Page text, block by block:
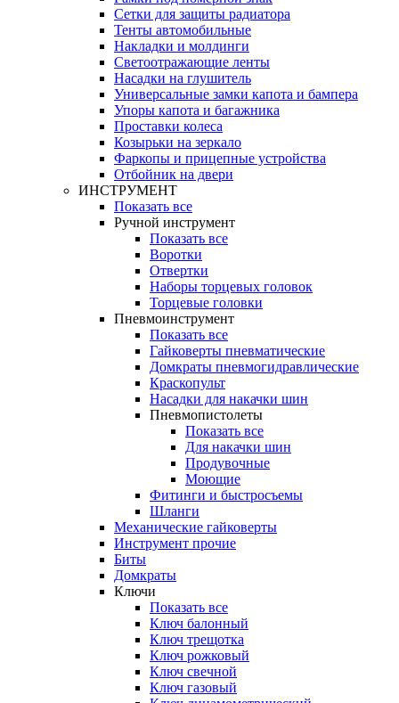
Сетки для защиты радиатора
Тенты автомобильные
Накладки и молдинги
Светоотражающие ленты
Насадки на глушитель
Универсальные замки капота и бампера
Упоры капота и багажника
Проставки колеса
Козырьки на зеркало
Фаркопы и прицепные устройства
Отбойник на двери
ИНСТРУМЕНТ
Показать все
Ручной инструмент
Показать все
Воротки
Отвертки
Наборы торцевых головок
Торцевые головки
Пневмоинструмент
Показать все
Гайковерты пневматические
Домкраты пневмогидравлические
Краскопульт
Насадки для накачки шин
Пневмопистолеты
Показать все
Для накачки шин
Продувочные
Моющие
Фитинги и быстросъемы
Шланги
Механические гайковерты
Инструмент прочиe
Биты
Домкраты
Ключи
Показать все
Ключ балонный
Ключ трещотка
Ключ рожковый
Ключ свечной
Ключ газовый